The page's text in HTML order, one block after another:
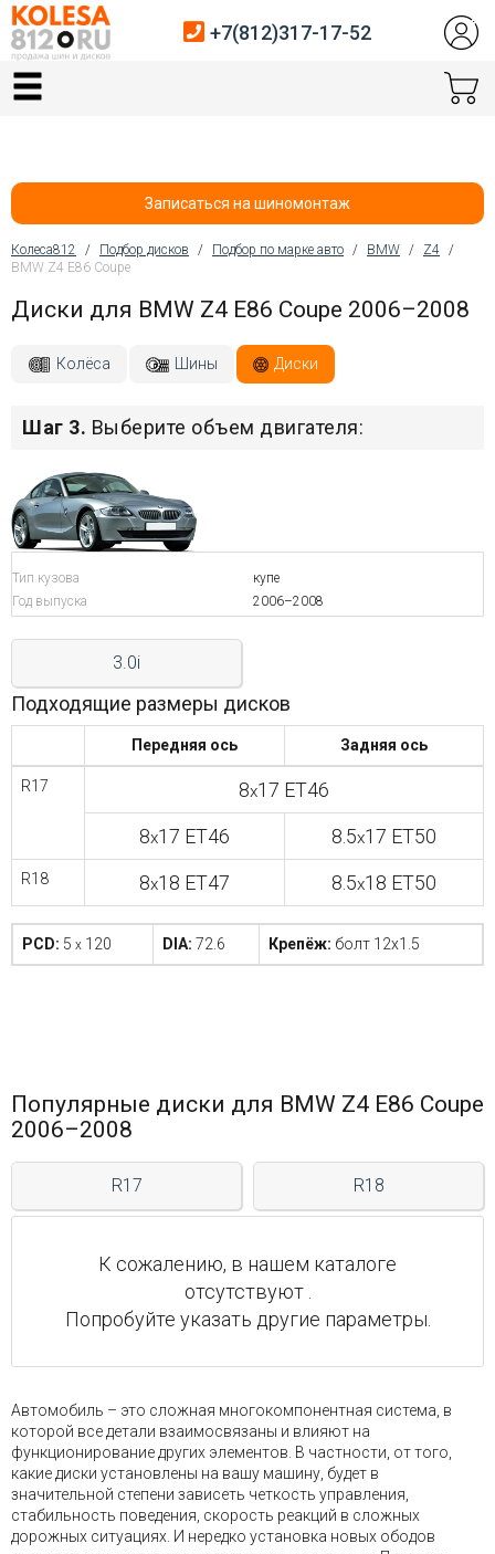
Главная
Автосервис
Покупателям
Контакты
Войти на сайт
+7(812)317-
17-
Пн-
Пт:
9:00
до
C
до
+7(812)317-17-52
Записаться на шиномонтаж
Вы здесь
Колеса812 / Подбор дисков / Подбор по марке авто / BMW / Z4 /
BMW Z4 E86 Coupe
Диски для BMW Z4 E86 Coupe 2006–2008
Колёса Шины Диски
Шаг 3. Выберите объем двигателя:
Тип кузова
купе
Год выпуска
2006–2008
3.0i
Подходящие размеры дисков
Передняя ось Задняя ось
R17 8x17 ET46
8x17 ET46 8.5x17 ET50
R18 8x18 ET47 8.5x18 ET50
PCD: 5 x 120 DIA: 72.6 Крепёж: болт 12x1.5
Популярные диски для BMW Z4 E86 Coupe
2006–2008
R17 R18
К сожалению, в нашем каталоге
отсутствуют .
Попробуйте указать другие параметры.
Автомобиль – это сложная многокомпонентная система, в
которой все детали взаимосвязаны и влияют на
функционирование других элементов. В частности, от того,
какие диски установлены на вашу машину, будет в
значительной степени зависеть четкость управления,
стабильность поведения, скорость реакций в сложных
дорожных ситуациях. И нередко установка новых ободов